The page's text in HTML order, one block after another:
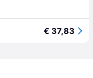
€ 37,83